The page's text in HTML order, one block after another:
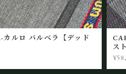
ルロ バルベラ【デッド
ス